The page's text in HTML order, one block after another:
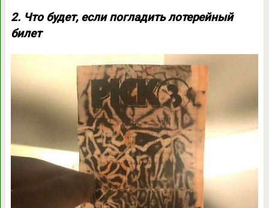
2. Что будет, если погладить лотерейный
билет